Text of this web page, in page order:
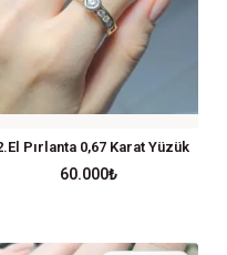
Pırlanta 0,67 Karat Yüzük
60.000₺